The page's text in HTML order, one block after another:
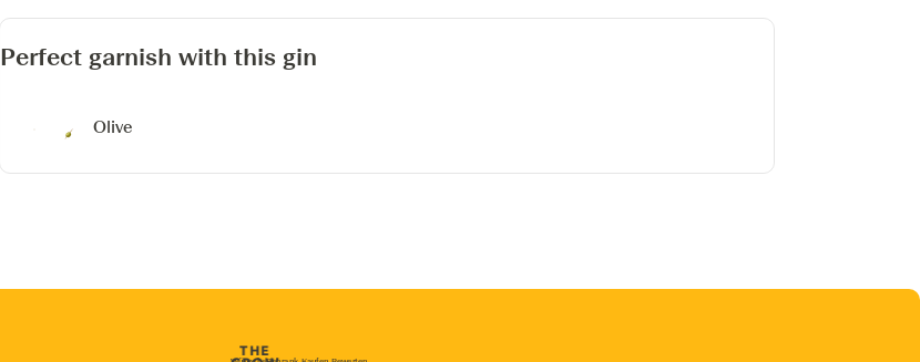
Perfect garnish with this gin
Olive